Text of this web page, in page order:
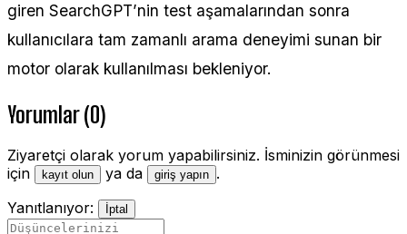
giren SearchGPT’nin test aşamalarından sonra
kullanıcılara tam zamanlı arama deneyimi sunan bir
motor olarak kullanılması bekleniyor.
Yorumlar (0)
Ziyaretçi olarak yorum yapabilirsiniz. İsminizin görünmesi
için
kayıt olun ya da giriş yapın .
Yanıtlanıyor:
İptal